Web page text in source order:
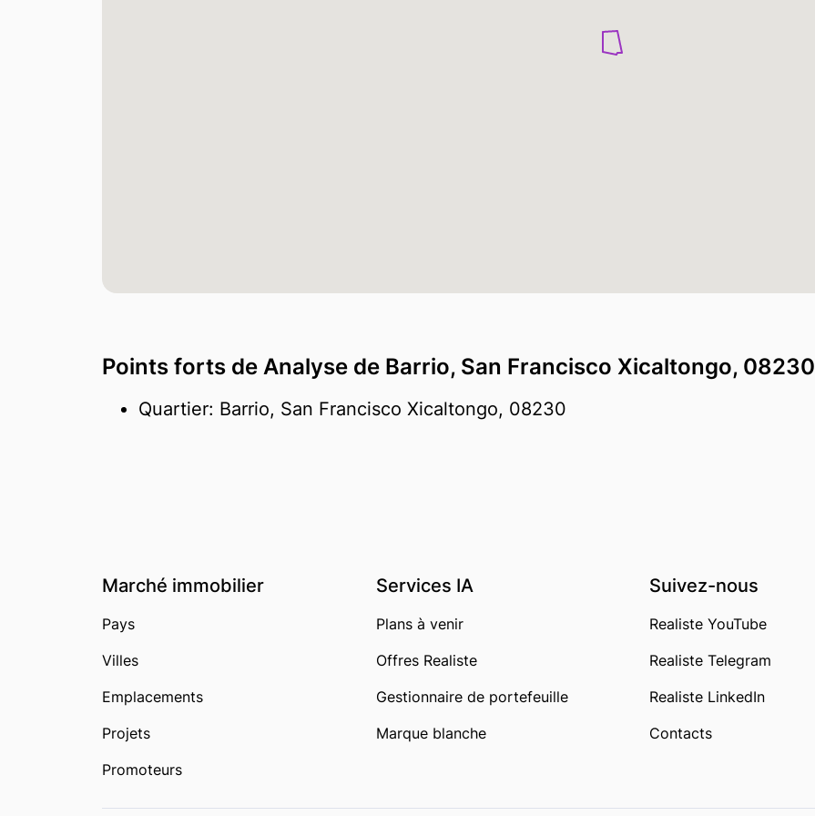
Points forts de Analyse de Barrio, San Francisco Xicaltongo, 08230
Quartier: Barrio, San Francisco Xicaltongo, 08230
Marché immobilier
Pays
Villes
Emplacements
Projets
Promoteurs
Services IA
Plans à venir
Offres Realiste
Gestionnaire de portefeuille
Marque blanche
Suivez-nous
Realiste YouTube
Realiste Telegram
Realiste LinkedIn
Contacts